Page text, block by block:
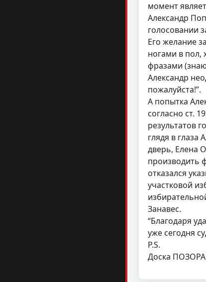
момент
Александр
голосовании
Его желание
ногами в пол,
фразами
Александр
пожалуйста!”.
А попытка
согласно ст.
результатов
глядя в глаза
дверь, Елена
производить
отказался
участковой
Занавес.
“Благодаря
уже сегодня
P.S.
Доска ПОЗОРА